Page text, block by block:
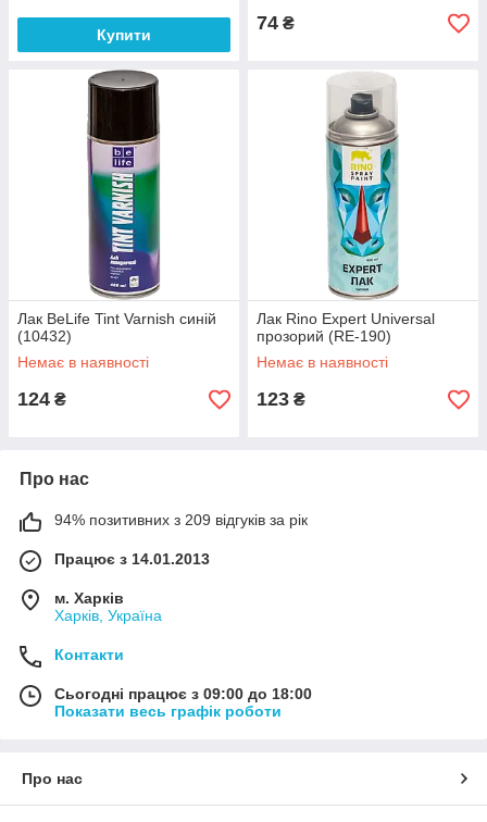
Купити
74 ₴
Лак BeLife Tint Varnish синій
(10432)
Немає в наявності
124 ₴
Лак Rino Expert Universal
прозорий (RE-190)
Немає в наявності
123 ₴
Про нас
94% позитивних з 209 відгуків за рік
Працює з 14.01.2013
м. Харків
Харків, Україна
Контакти
Сьогодні працює з 09:00 до 18:00
Показати весь графік роботи
Про нас